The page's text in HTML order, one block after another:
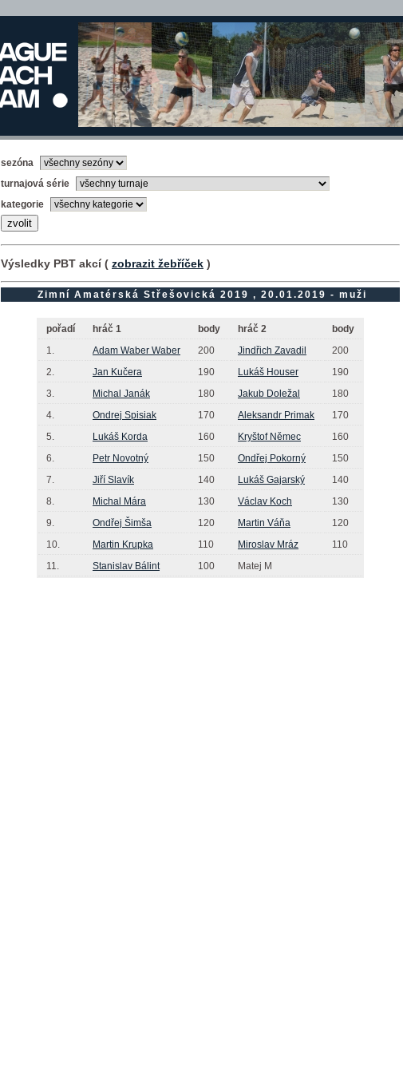
sezóna
turnajová série
kategorie
Výsledky PBT akcí ( zobrazit žebříček )
Zimní Amatérská Střešovická 2019 , 20.01.2019 - muži
pořadí hráč 1 body hráč 2
body
1.
Adam Waber Waber 200 Jindřich Zavadil
200
2.
Jan Kučera 190 Lukáš Houser
190
3.
Michal Janák 180 Jakub Doležal
180
4.
Ondrej Spisiak 170 Aleksandr Primak
170
5.
Lukáš Korda 160 Kryštof Němec
160
6.
Petr Novotný 150 Ondřej Pokorný
150
7.
Jiří Slavík 140 Lukáš Gajarský
140
8.
Michal Mára 130 Václav Koch
130
9.
Ondřej Šimša 120 Martin Váňa
120
10.
Martin Krupka 110 Miroslav Mráz
110
11.
Stanislav Bálint 100 Matej M